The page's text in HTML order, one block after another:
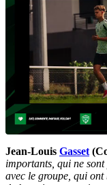
Jean-Louis Gasset
importants, qui ne
avec le groupe, qui